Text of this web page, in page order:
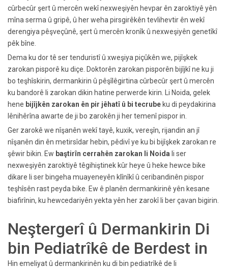
cûrbecûr şert û mercên wekî nexweşiyên hevpar ên zaroktiyê yên
mîna serma û gripê, û her weha pirsgirêkên tevlihevtir ên wekî
derengiya pêşveçûnê, şert û mercên kronîk û nexweşiyên genetîkî
pêk bîne.
Dema ku dor tê ser tenduristî û xweşiya piçûkên we, pijîşkek
zarokan pisporê ku diçe. Doktorên zarokan pisporên bijîjkî ne ku ji
bo teşhîskirin, dermankirin û pêşîlêgirtina cûrbecûr şert û mercên
ku bandorê li zarokan dikin hatine perwerde kirin. Li Noida, gelek
hene bijîjkên zarokan ên pir jêhatî û bi tecrube ku di peydakirina
lênihêrîna awarte de ji bo zarokên ji her temenî pispor in.
Ger zarokê we nîşanên wekî tayê, kuxik, vereşîn, rijandin an jî
nîşanên din ên metirsîdar hebin, pêdivî ye ku bi bijîşkek zarokan re
şêwir bikin. Ew baştirîn cerrahên zarokan li Noida li ser
nexweşiyên zaroktiyê têgihiştinek kûr heye û heke hewce bike
dikare li ser bingeha muayeneyên klînîkî û ceribandinên pispor
teşhîsên rast peyda bike. Ew ê planên dermankirinê yên kesane
biafirînin, ku hewcedariyên yekta yên her zarokî li ber çavan bigirin.
Neştergerî û Dermankirin Di
bin Pediatrîkê de Berdest in
Hin emeliyat û dermankirinên ku di bin pediatrîkê de li